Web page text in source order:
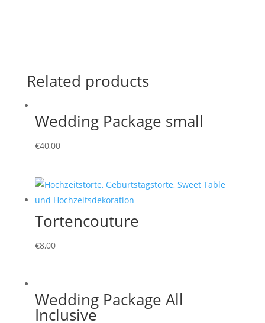
Related products
Wedding Package small
€40,00
Tortencouture
€8,00
Wedding Package All
Inclusive